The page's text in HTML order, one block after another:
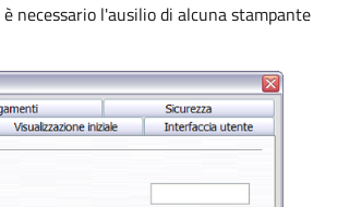
necessario l'ausilio di alcuna stampante